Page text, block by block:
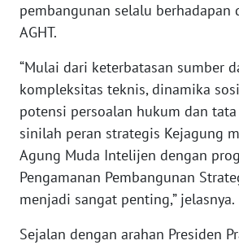
pembangunan selalu berhadapan
AGHT.
“Mulai dari keterbatasan sumber
kompleksitas teknis, dinamika
potensi persoalan hukum dan
sinilah peran strategis Kejagung
Agung Muda Intelijen dengan
Pengamanan Pembangunan
menjadi sangat penting,” jelasnya.
Sejalan dengan arahan Presiden
WN
KEPRI
WN
PAPUA
WN
BARAT
WN
RIAU